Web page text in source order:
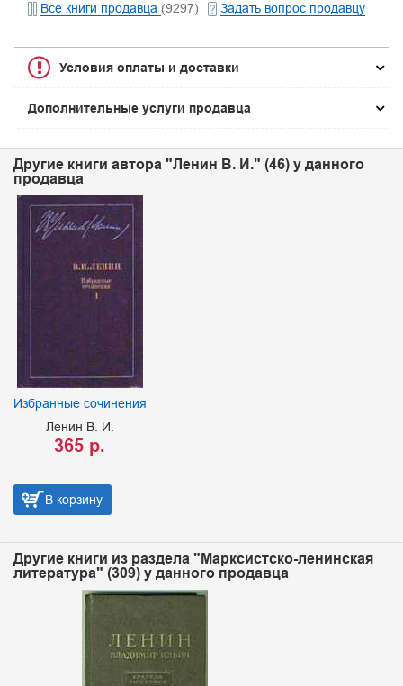
Все книги продавца (9297) Задать вопрос продавцу
Условия оплаты и доставки
Дополнительные услуги продавца
Другие книги автора "Ленин В. И." (46) у данного
продавца
Избранные сочинения
Ленин В. И.
365 р.
В корзину
Другие книги из раздела "Марксистско-ленинская
литература" (309) у данного продавца